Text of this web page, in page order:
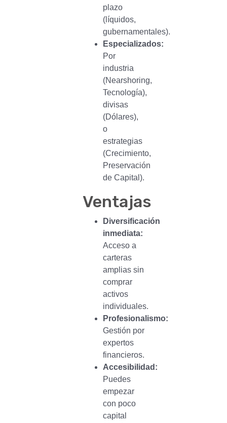
plazo
(líquidos,
gubernamentales).
Especializados:
Por
industria
(Nearshoring,
Tecnología),
divisas
(Dólares),
o
estrategias
(Crecimiento,
Preservación
de Capital).
Ventajas
Diversificación
inmediata:
Acceso a
carteras
amplias sin
comprar
activos
individuales.
Profesionalismo:
Gestión por
expertos
financieros.
Accesibilidad:
Puedes
empezar
con poco
capital